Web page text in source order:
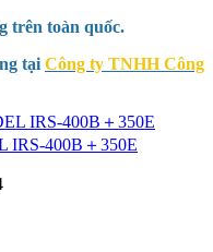
trên toàn quốc.
tại Công ty TNHH Công
400B＋350E